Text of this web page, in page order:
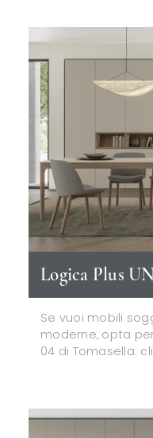
Logica Plus
Se vuoi mobili
moderne, opta per
04 di Tomasella: